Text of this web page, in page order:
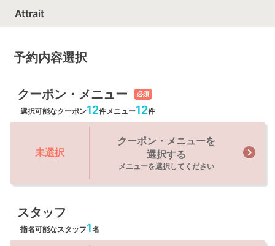
Attrait
予約内容選択
クーポン・メニュー 必須
選択可能なクーポン12件 メニュー12件
未選択
クーポン・メニューを
選択する
メニューを選択してください
スタッフ
指名可能なスタッフ1名